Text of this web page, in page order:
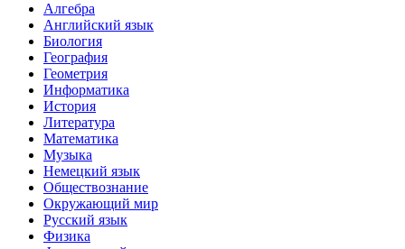
Алгебра
Английский язык
Биология
География
Геометрия
Информатика
История
Литература
Математика
Музыка
Немецкий язык
Обществознание
Окружающий мир
Русский язык
Физика